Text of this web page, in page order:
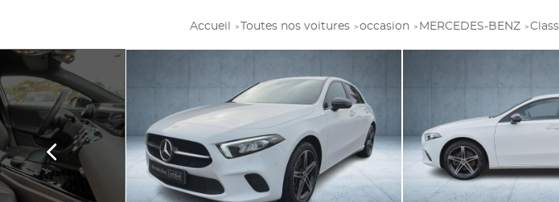
Accueil Toutes nos voitures occasion MERCEDES-BENZ